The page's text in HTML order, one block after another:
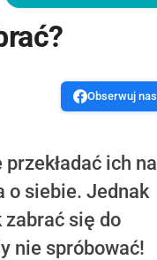
Obserwuj nas
ich na
o siebie. Jednak
się do
nie spróbować!